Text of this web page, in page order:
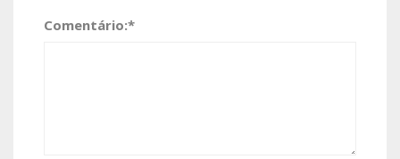
Comentário:*